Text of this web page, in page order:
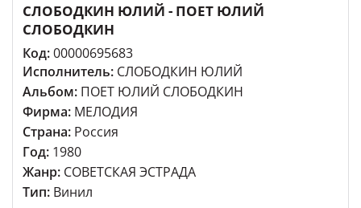
СЛОБОДКИН ЮЛИЙ - ПОЕТ ЮЛИЙ
СЛОБОДКИН
Код:00000695683
Исполнитель: СЛОБОДКИН ЮЛИЙ
Альбом: ПОЕТ ЮЛИЙ СЛОБОДКИН
Фирма: МЕЛОДИЯ
Страна: Россия
Год: 1980
Жанр: СОВЕТСКАЯ ЭСТРАДА
Тип: Винил